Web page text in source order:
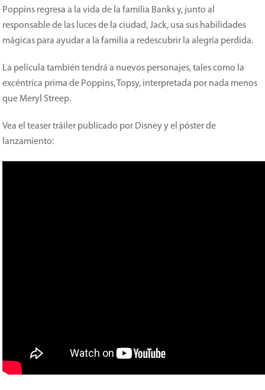
Poppins regresa a la vida de la familia Banks y, junto al
responsable de las luces de la ciudad, Jack, usa sus habilidades
mágicas para ayudar a la familia a redescubrir la alegría perdida.
La película también tendrá a nuevos personajes, tales como la
excéntrica prima de Poppins, Topsy, interpretada por nada menos
que Meryl Streep.
Vea el teaser tráiler publicado por Disney y el póster de
lanzamiento: